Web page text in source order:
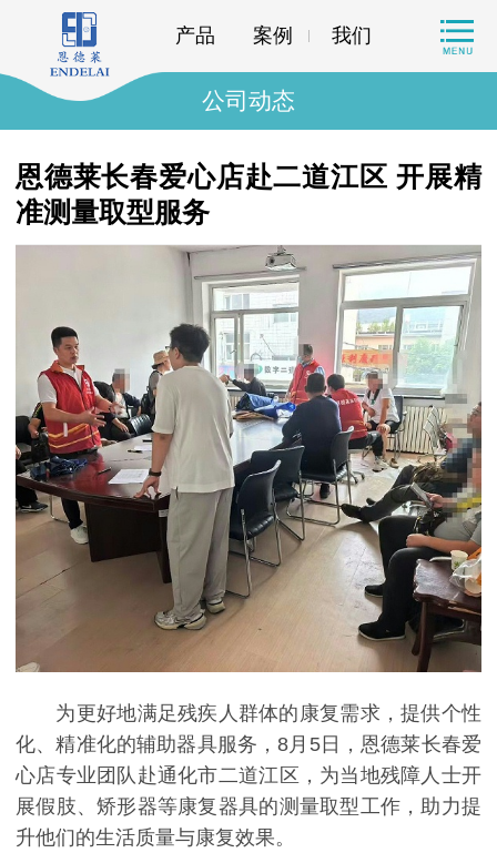
产品 案例 我们
公司动态
恩德莱长春爱心店赴二道江区 开展精
准测量取型服务
为更好地满足残疾人群体的康复需求，提供个性
化、精准化的辅助器具服务，8月5日，恩德莱长春爱
心店专业团队赴通化市二道江区，为当地残障人士开
展假肢、矫形器等康复器具的测量取型工作，助力提
升他们的生活质量与康复效果。